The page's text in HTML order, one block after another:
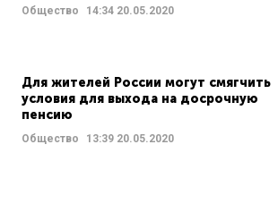
Общество 14:34 20.05.2020
Для жителей России могут смягчить
условия для выхода на досрочную
пенсию
Общество 13:39 20.05.2020